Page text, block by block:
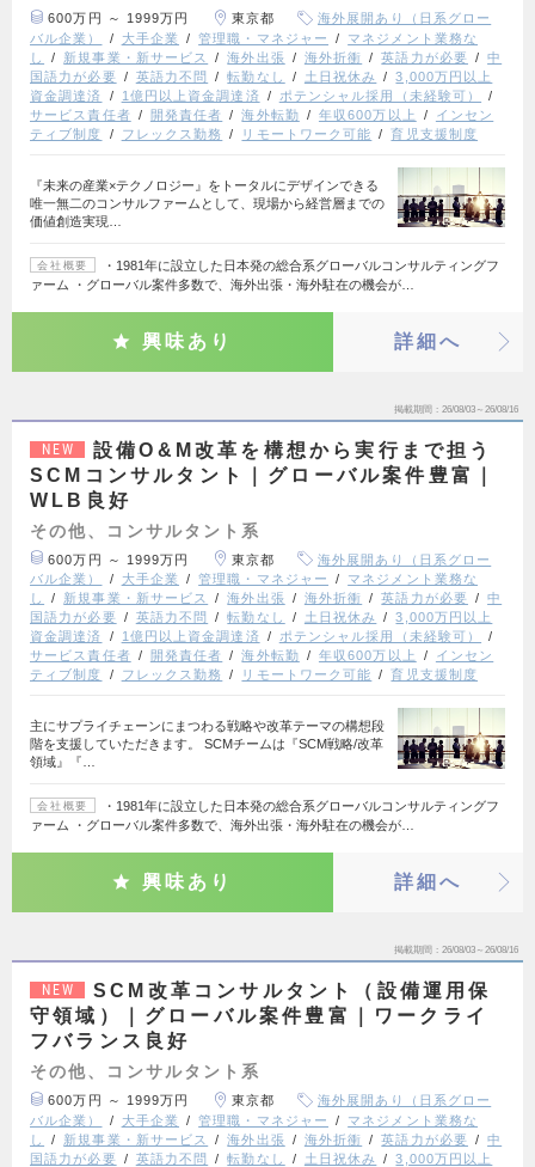
600万円 ～ 1999万円 東京都
海外展開あり（日系グロー
バル企業）
大手企業 管理職・マネジャー
マネジメント業務な
し
新規事業・新サービス 海外出張 海外折衝 英語力が必要
中
国語力が必要
英語力不問 転勤なし 土日祝休み
3,000万円以上
資金調達済
1億円以上資金調達済
ポテンシャル採用（未経験可）
サービス責任者
開発責任者 海外転勤 年収600万以上
インセン
ティブ制度
フレックス勤務 リモートワーク可能 育児支援制度
『未来の産業×テクノロジー』をトータルにデザインできる
唯一無二のコンサルファームとして、現場から経営層までの
価値創造実現…
会社概要
・1981年に設立した日本発の総合系グローバルコンサルティングフ
ァーム ・グローバル案件多数で、海外出張・海外駐在の機会が…
興味あり 詳細へ
掲載期間 26/08/03～26/08/16
NEW
設備O&M改革を構想から実行まで担う
SCMコンサルタント｜グローバル案件豊富｜
WLB良好
その他、コンサルタント系
600万円 ～ 1999万円 東京都
海外展開あり（日系グロー
バル企業）
大手企業 管理職・マネジャー
マネジメント業務な
し
新規事業・新サービス 海外出張 海外折衝 英語力が必要
中
国語力が必要
英語力不問 転勤なし 土日祝休み
3,000万円以上
資金調達済
1億円以上資金調達済
ポテンシャル採用（未経験可）
サービス責任者
開発責任者 海外転勤 年収600万以上
インセン
ティブ制度
フレックス勤務 リモートワーク可能 育児支援制度
主にサプライチェーンにまつわる戦略や改革テーマの構想段
階を支援していただきます。 SCMチームは『SCM戦略/改革
領域』『…
会社概要
・1981年に設立した日本発の総合系グローバルコンサルティングフ
ァーム ・グローバル案件多数で、海外出張・海外駐在の機会が…
興味あり 詳細へ
掲載期間 26/08/03～26/08/16
NEW
SCM改革コンサルタント（設備運用保
守領域）｜グローバル案件豊富｜ワークライ
フバランス良好
その他、コンサルタント系
600万円 ～ 1999万円 東京都
海外展開あり（日系グロー
バル企業）
大手企業 管理職・マネジャー
マネジメント業務な
し
新規事業・新サービス 海外出張 海外折衝 英語力が必要
中
国語力が必要
英語力不問 転勤なし 土日祝休み
3,000万円以上